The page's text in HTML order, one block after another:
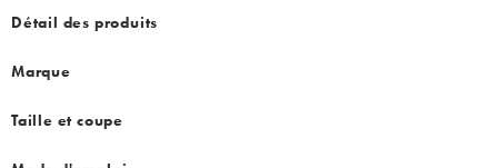
Détail des produits
Marque
Taille et coupe